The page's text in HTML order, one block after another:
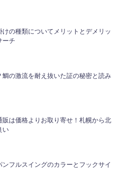
けの種類についてメリットとデメリッ
ーチ
鯛の激流を耐え抜いた証の秘密と読み
販は価格よりお取り寄せ！札幌から北
い
ンフルスイングのカラーとフックサイ